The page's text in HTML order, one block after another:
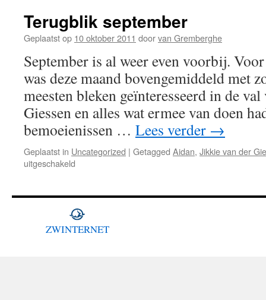
Terugblik september
Geplaatst op 10 oktober 2011 doorvan Gremberghe
September is al weer even voorbij.
was deze maand bovengemiddeld met
meesten bleken geïnteresseerd in de
Giessen en alles wat ermee van doen
bemoeienissen … Lees verder →
Geplaatst in Uncategorized | Getagged Aidan, Jikkie van der
uitgeschakeld
ZWINTERNET